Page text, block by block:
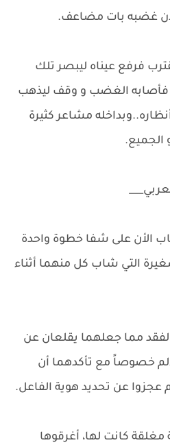
غضبه بات مضاعف.
فرفع عيناه ليبصر تلك
فأصابه الغضب و وقف ليذهب
مشاعر كثيرة
الجميع.
الأن على شفا خطوة واحدة
التي شاب كل منهما أثناء
مما جعلهما يقلعان عن
خصوصاً مع تأكدهما أن
عن تحديد هوية الفاعل.
كانت لها، أغرقوها